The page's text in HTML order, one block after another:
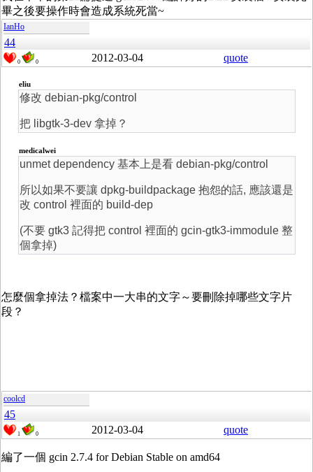
畢之後要操作時會造成系統死當~
IanHo
44
0 0 2012-03-04 quote
eliu
修改 debian-pkg/control
把 libgtk-3-dev 拿掉？
medicalwei
unmet dependency 基本上是看 debian-pkg/control
所以如果不要讓 dpkg-buildpackage 抱怨的話, 應該還是
改 control 裡面的 build-dep
(不要 gtk3 記得把 control 裡面的 gcin-gtk3-immodule 整
個拿掉)
怎麼個拿掉法？檔案中一大串的文字～要刪除掉哪些文字片
段？
coolcd
45
1 0 2012-03-04 quote
編了一個 gcin 2.7.4 for Debian Stable on amd64